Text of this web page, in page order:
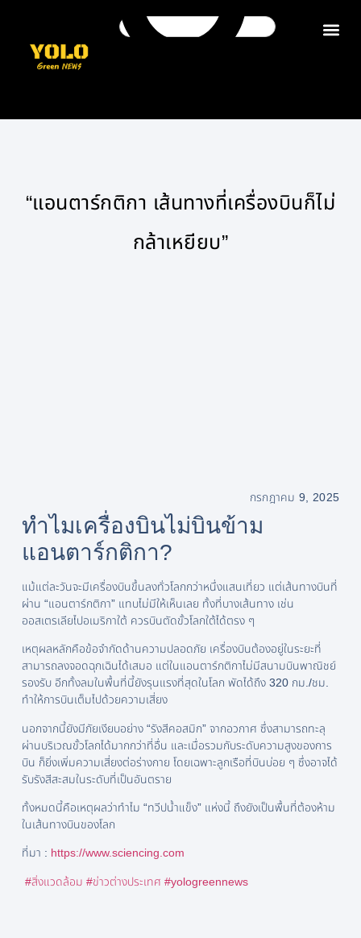
“แอนตาร์กติกา เส้นทางที่เครื่องบินก็ไม่
กล้าเหยียบ”
กรกฎาคม 9, 2025
ทำไมเครื่องบินไม่บินข้าม
แอนตาร์กติกา?
แม้แต่ละวันจะมีเครื่องบินขึ้นลงทั่วโลกกว่าหนึ่งแสนเที่ยว แต่เส้นทางบินที่
ผ่าน “แอนตาร์กติกา” แทบไม่มีให้เห็นเลย ทั้งที่บางเส้นทาง เช่น
ออสเตรเลียไปอเมริกาใต้ ควรบินตัดขั้วโลกใต้ได้ตรง ๆ
เหตุผลหลักคือข้อจำกัดด้านความปลอดภัย เครื่องบินต้องอยู่ในระยะที่
สามารถลงจอดฉุกเฉินได้เสมอ แต่ในแอนตาร์กติกาไม่มีสนามบินพาณิชย์
รองรับ อีกทั้งลมในพื้นที่นี้ยังรุนแรงที่สุดในโลก พัดได้ถึง 320 กม./ชม.
ทำให้การบินเต็มไปด้วยความเสี่ยง
นอกจากนี้ยังมีภัยเงียบอย่าง “รังสีคอสมิก” จากอวกาศ ซึ่งสามารถทะลุ
ผ่านบริเวณขั้วโลกได้มากกว่าที่อื่น และเมื่อรวมกับระดับความสูงของการ
บิน ก็ยิ่งเพิ่มความเสี่ยงต่อร่างกาย โดยเฉพาะลูกเรือที่บินบ่อย ๆ ซึ่งอาจได้
รับรังสีสะสมในระดับที่เป็นอันตราย
ทั้งหมดนี้คือเหตุผลว่าทำไม “ทวีปน้ำแข็ง” แห่งนี้ ถึงยังเป็นพื้นที่ต้องห้าม
ในเส้นทางบินของโลก
ที่มา : https://www.sciencing.com
#สิ่งแวดล้อม #ข่าวต่างประเทศ #yologreennews